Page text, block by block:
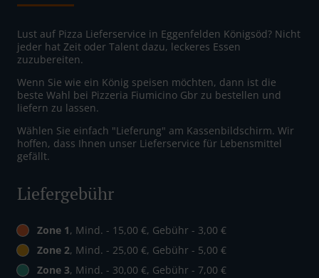
Lust auf Pizza Lieferservice in Eggenfelden Königsöd? Nicht
jeder hat Zeit oder Talent dazu, leckeres Essen
zuzubereiten.
Wenn Sie wie ein König speisen möchten, dann ist die
beste Wahl bei Pizzeria Fiumicino Gbr zu bestellen und
liefern zu lassen.
Wählen Sie einfach "Lieferung" am Kassenbildschirm. Wir
hoffen, dass Ihnen unser Lieferservice für Lebensmittel
gefällt.
Liefergebühr
Zone 1, Mind. - 15,00 €, Gebühr - 3,00 €
Zone 2, Mind. - 25,00 €, Gebühr - 5,00 €
Zone 3, Mind. - 30,00 €, Gebühr - 7,00 €